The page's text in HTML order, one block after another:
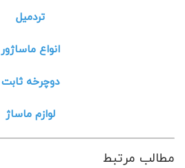
تردمیل
انواع ماساژور
دوچرخه ثابت
لوازم ماساژ
مطالب مرتبط